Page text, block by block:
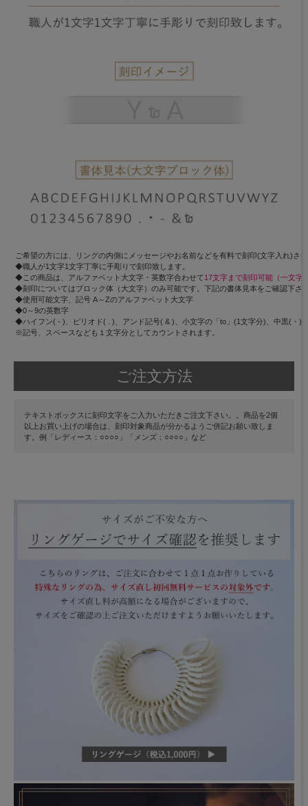
ご希望の方には、リングの内側にメッセージやお名前などを有料で刻印(文字入れ)さ
◆職人が1文字1文字丁寧に手彫りで刻印致します。
◆この商品は、アルファベット大文字・英数字合わせて17文字まで刻印可能（一文字
◆刻印についてはブロック体（大文字）のみ可能です。下記の書体見本をご確認下さ
◆使用可能文字、記号 A～Zのアルファベット大文字
◆0～9の英数字
◆ハイフン( - )、ピリオド( . )、アンド記号( & )、小文字の「to」(1文字分)、中黒(・)
※記号、スペースなども１文字分としてカウントされます。
ご注文方法
テキストボックスに刻印文字をご入力いただきご注文下さい。。商品を2個
以上お買い上げの場合は、刻印対象商品が分かるようご併記お願い致しま
す。例「レディース：○○○○」「メンズ：○○○○」など